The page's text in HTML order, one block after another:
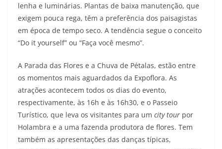
lenha e luminárias. Plantas de baixa manutenção, que
exigem pouca rega, têm a preferência dos paisagistas
em época de tempo seco. A tendência segue o conceito
“Do it yourself” ou “Faça você mesmo”.
A Parada das Flores e a Chuva de Pétalas, estão entre
os momentos mais aguardados da Expoflora. As
atrações acontecem todos os dias do evento,
respectivamente, às 16h e às 16h30, e o Passeio
Turístico, que leva os visitantes para um city tour por
Holambra e a uma fazenda produtora de flores. Tem
também as apresentações das danças típicas,